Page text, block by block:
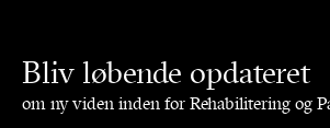
Bliv løbende opdateret
om ny viden inden for Rehabilitering og